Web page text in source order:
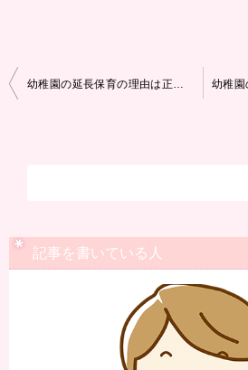
投
幼稚園の延長保育の理由は正直に書く？働いてなくても預けて大丈夫？
記事を書いている人